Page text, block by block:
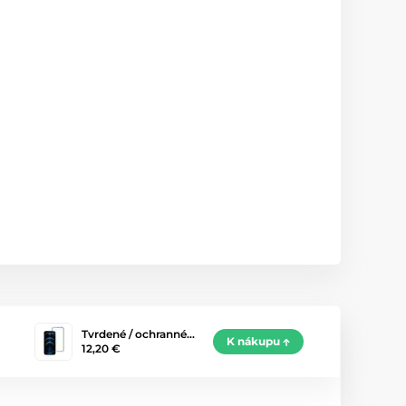
Tvrdené / ochranné…
12,20 €
K nákupu